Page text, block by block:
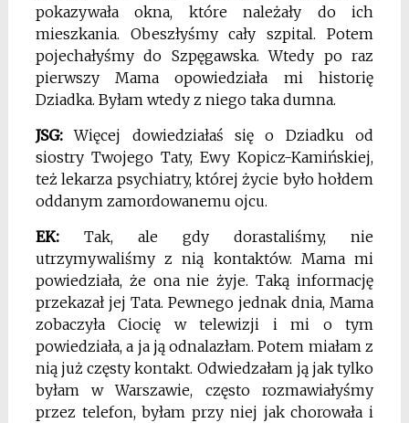
pokazywała okna, które należały do ich
mieszkania. Obeszłyśmy cały szpital. Potem
pojechałyśmy do Szpęgawska. Wtedy po raz
pierwszy Mama opowiedziała mi historię
Dziadka. Byłam wtedy z niego taka dumna.
JSG:Więcej dowiedziałaś się o Dziadku od
siostry Twojego Taty, Ewy Kopicz-Kamińskiej,
też lekarza psychiatry, której życie było hołdem
oddanym zamordowanemu ojcu.
EK:Tak, ale gdy dorastaliśmy, nie
utrzymywaliśmy z nią kontaktów. Mama mi
powiedziała, że ona nie żyje. Taką informację
przekazał jej Tata. Pewnego jednak dnia, Mama
zobaczyła Ciocię w telewizji i mi o tym
powiedziała, a ja ją odnalazłam. Potem miałam z
nią już częsty kontakt. Odwiedzałam ją jak tylko
byłam w Warszawie, często rozmawiałyśmy
przez telefon, byłam przy niej jak chorowała i